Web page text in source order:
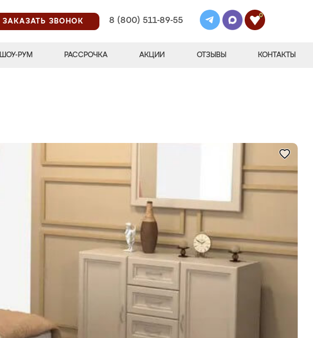
ЗАКАЗАТЬ ЗВОНОК
8 (800) 511-89-55
0
ШОУ-РУМ РАССРОЧКА АКЦИИ ОТЗЫВЫ КОНТАКТЫ